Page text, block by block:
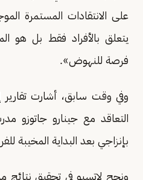
على الانتقادات المستمرة
يتعلق بالأفراد فقط بل هو
فرصة للنهوض».
وفي وقت سابق، أشارت تقارير
التعاقد مع جينارو جاتوزو
بإنزاجي بعد البداية المخيبة
ونجح لاتسيو في تحقيق نتائج